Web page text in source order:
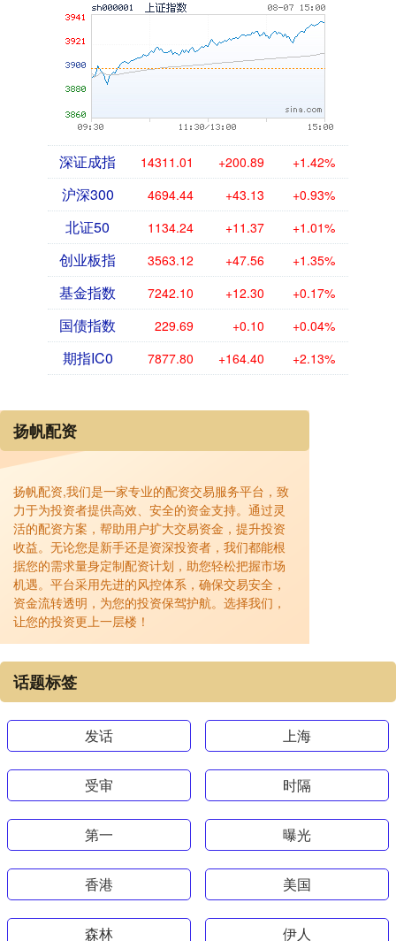
深证成指 14311.01 +200.89 +1.42%
沪深300 4694.44 +43.13 +0.93%
北证50 1134.24 +11.37 +1.01%
创业板指 3563.12 +47.56 +1.35%
基金指数 7242.10 +12.30 +0.17%
国债指数 229.69 +0.10 +0.04%
期指IC0 7877.80 +164.40 +2.13%
扬帆配资
扬帆配资,我们是一家专业的配资交易服务平台，致
力于为投资者提供高效、安全的资金支持。通过灵
活的配资方案，帮助用户扩大交易资金，提升投资
收益。无论您是新手还是资深投资者，我们都能根
据您的需求量身定制配资计划，助您轻松把握市场
机遇。平台采用先进的风控体系，确保交易安全，
资金流转透明，为您的投资保驾护航。选择我们，
让您的投资更上一层楼！
话题标签
发话 上海
受审 时隔
第一 曝光
香港 美国
森林 伊人